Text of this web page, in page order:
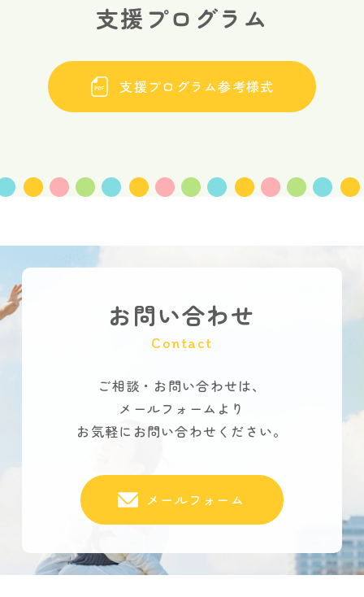
支援プログラム
支援プログラム参考様式
お問い合わせ
Contact
ご相談・お問い合わせは、
メールフォームより
お気軽にお問い合わせください。
メールフォーム